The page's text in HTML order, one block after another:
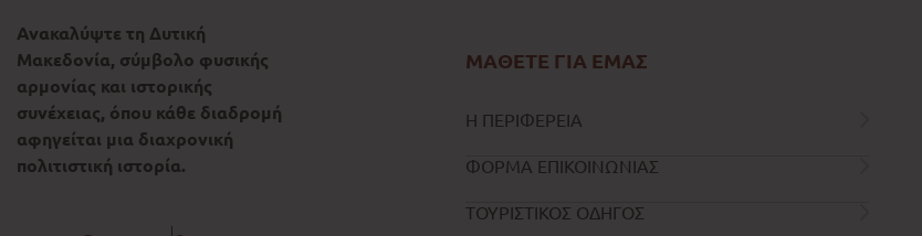
Ανακαλύψτε τη Δυτική
Μακεδονία, σύμβολο φυσικής
αρμονίας και ιστορικής
συνέχειας, όπου κάθε διαδρομή
αφηγείται μια διαχρονική
πολιτιστική ιστορία.
ΜΑΘΕΤΕ ΓΙΑ ΕΜΑΣ
Η ΠΕΡΙΦΕΡΕΙΑ
ΦΟΡΜΑ ΕΠΙΚΟΙΝΩΝΙΑΣ
ΤΟΥΡΙΣΤΙΚΟΣ ΟΔΗΓΟΣ